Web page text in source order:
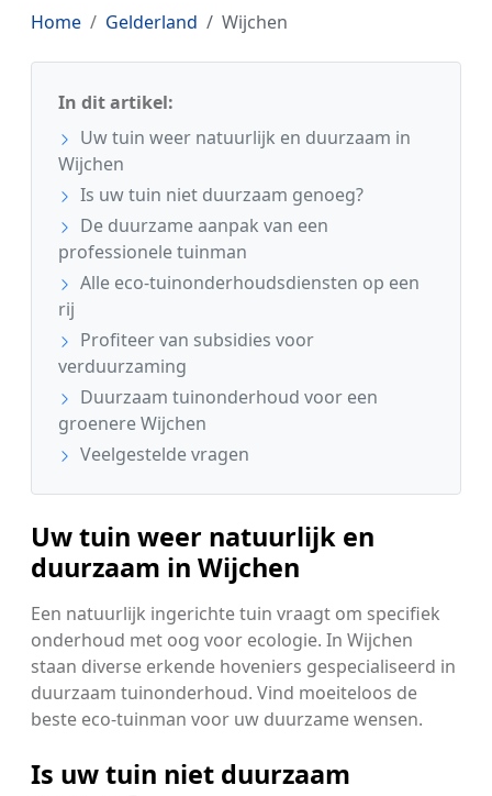
Home Gelderland Wijchen
In dit artikel:
Uw tuin weer natuurlijk en duurzaam in
Wijchen
Is uw tuin niet duurzaam genoeg?
De duurzame aanpak van een
professionele tuinman
Alle eco-tuinonderhoudsdiensten op een
rij
Profiteer van subsidies voor
verduurzaming
Duurzaam tuinonderhoud voor een
groenere Wijchen
Veelgestelde vragen
Uw tuin weer natuurlijk en
duurzaam in Wijchen
Een natuurlijk ingerichte tuin vraagt om specifiek
onderhoud met oog voor ecologie. In Wijchen
staan diverse erkende hoveniers gespecialiseerd in
duurzaam tuinonderhoud. Vind moeiteloos de
beste eco-tuinman voor uw duurzame wensen.
Is uw tuin niet duurzaam